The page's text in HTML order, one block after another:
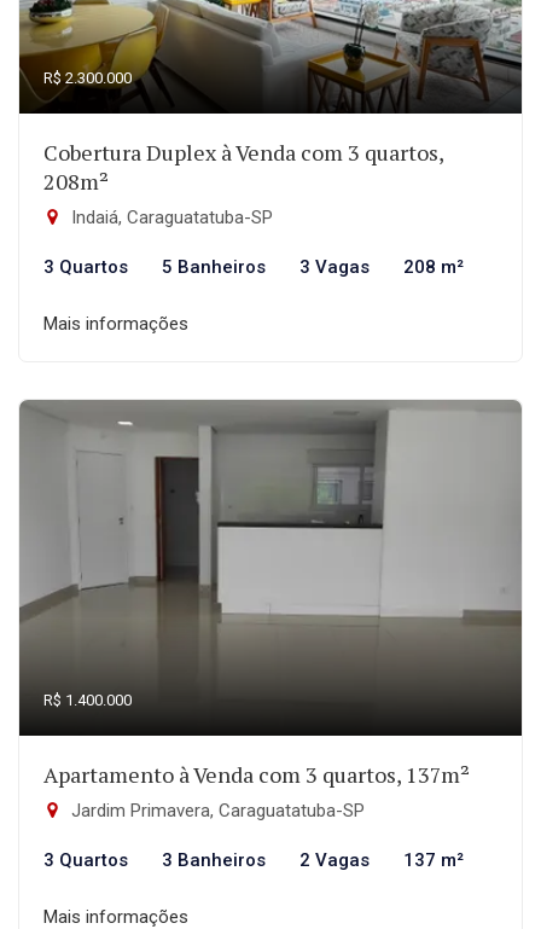
R$ 2.300.000
Cobertura Duplex à Venda com 3 quartos,
208m²
Indaiá, Caraguatatuba-SP
3 Quartos 5 Banheiros 3 Vagas 208 m²
Mais informações
R$ 1.400.000
Apartamento à Venda com 3 quartos, 137m²
Jardim Primavera, Caraguatatuba-SP
3 Quartos 3 Banheiros 2 Vagas 137 m²
Mais informações